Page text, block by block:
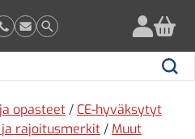
Hae
opasteet / CE-hyväksytyt
ja rajoitusmerkit / Muut